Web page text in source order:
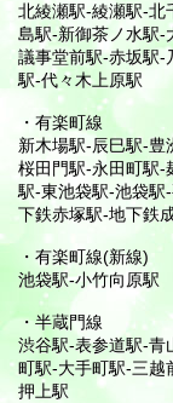
北綾瀬駅-綾瀬駅-北
島駅-新御茶ノ水駅-
議事堂前駅-赤坂駅-
駅-代々木上原駅
・有楽町線
新木場駅-辰巳駅-豊
桜田門駅-永田町駅-
駅-東池袋駅-池袋駅
下鉄赤塚駅-地下鉄
・有楽町線(新線)
池袋駅-小竹向原駅
・半蔵門線
渋谷駅-表参道駅-青
町駅-大手町駅-三越
押上駅